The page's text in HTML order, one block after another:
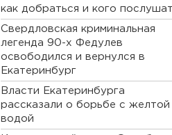
как добраться и кого
Свердловская криминальная
легенда 90-х Федулев
освободился и вернулся в
Екатеринбург
Власти Екатеринбурга
рассказали о борьбе с желтой
водой